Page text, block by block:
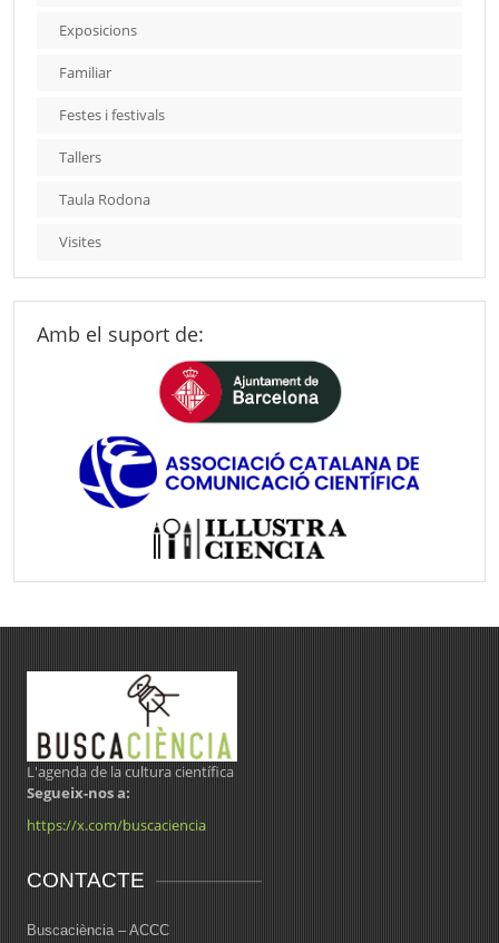
Exposicions
Familiar
Festes i festivals
Tallers
Taula Rodona
Visites
Amb el suport de:
L'agenda de la cultura científica
Segueix-nos a:
https://x.com/buscaciencia
CONTACTE
Buscaciència – ACCC